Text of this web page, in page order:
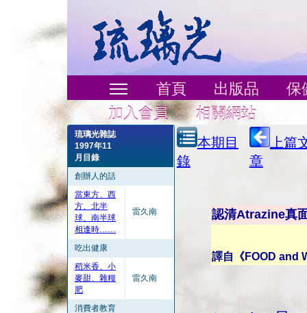
首頁 出版品
保
加入會員
相關網站
琉璃光雜誌
1997年11
月目錄
創辦人的話
當東方、西
方、北半
球、南半球
相逢時……
雷久南
吃出健康
稻米香、小
麥甜、雜糧
肥
雷久南
消費者教育
本期目
錄
上篇
章
認清Atrazine真
譯自《FOOD and